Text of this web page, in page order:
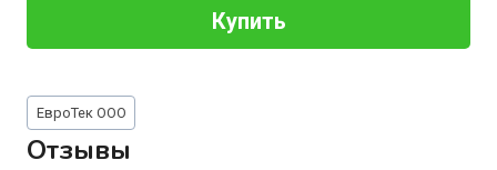
Купить
Метки
записи:
ЕвроТек ООО
Отзывы